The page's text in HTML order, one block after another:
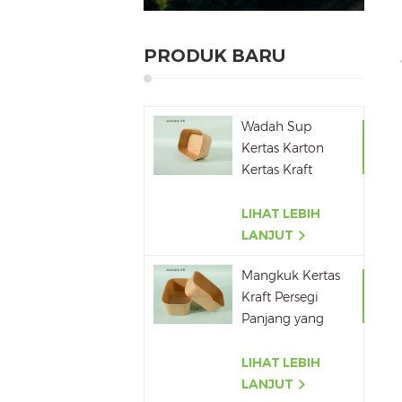
PRODUK BARU
Wadah Sup
Kertas Karton
Kertas Kraft
Lingkungan
LIHAT LEBIH
LANJUT
Mangkuk Kertas
Kraft Persegi
Panjang yang
Ulang
LIHAT LEBIH
LANJUT